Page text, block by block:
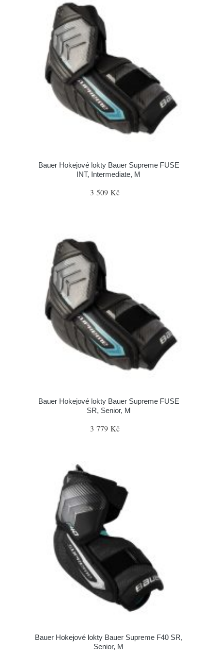
Bauer Hokejové lokty Bauer Supreme FUSE
INT, Intermediate, M
3 509 Kč
Bauer Hokejové lokty Bauer Supreme FUSE
SR, Senior, M
3 779 Kč
Bauer Hokejové lokty Bauer Supreme F40 SR,
Senior, M